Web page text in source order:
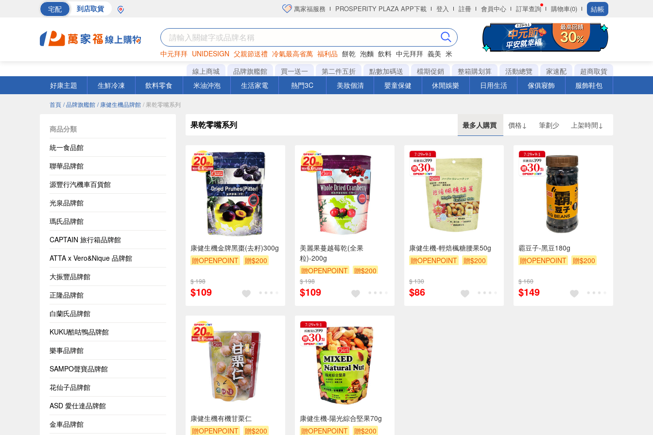
宅配 到店取貨 萬家福服務 PROSPERITY PLAZA APP下載 登入 註冊 會員中心 訂單查詢 購物車(0) 結帳
中元拜拜 UNIDESIGN 父親節送禮 冷氣最高省萬 福利品 餅乾 泡麵 飲料 中元拜拜 義美 米
巧克力 罐頭 衛生紙
線上商城 品牌旗艦館 買一送一 第二件五折 點數加碼送 檔期促銷 整箱購划算 活動總覽 家速配
超商取貨
好康主題
生鮮冷凍 飲料零食 米油沖泡 生活家電 熱門3C 美妝個清 嬰童保健 休閒娛樂 日用生活 傢俱寢飾 服飾鞋包
首頁 / 品牌旗艦館 / 康健生機品牌館 / 果乾零嘴系列
商品分類
統一食品館
聯華品牌館
源豐行汽機車百貨館
光泉品牌館
瑪氏品牌館
CAPTAIN 旅行箱品牌館
ATTA x Vero&Nique 品牌館
大振豐品牌館
正隆品牌館
白蘭氏品牌館
KUKU酷咕鴨品牌館
樂事品牌館
SAMPO聲寶品牌館
花仙子品牌館
ASD 愛仕達品牌館
金車品牌館
果乾零嘴系列 最多人購買 價格↓ 筆劃少 上架時間↓
康健生機金牌黑棗(去籽)300g
贈OPENPOINT
贈$200
$ 198
$109
美麗果蔓越莓乾(全果
粒)-200g
贈OPENPOINT
贈$200
$ 198
$109
康健生機-輕焙楓糖腰果50g
贈OPENPOINT
贈$200
$ 130
$86
霸豆子-黑豆180g
贈OPENPOINT
贈$200
$ 160
$149
康健生機有機甘栗仁
贈OPENPOINT
贈$200
康健生機-陽光綜合堅果70g
贈OPENPOINT
贈$200